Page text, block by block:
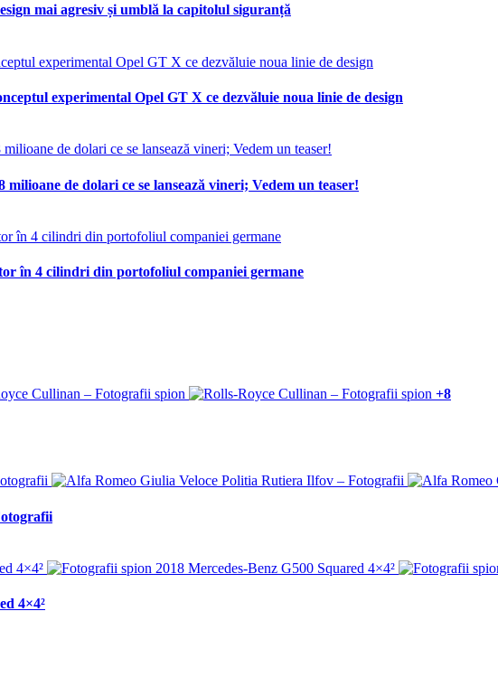
mai agresiv și umblă la capitolul siguranță
experimental Opel GT X ce dezvăluie noua linie de design
de dolari ce se lansează vineri; Vedem un teaser!
în 4 cilindri din portofoliul companiei germane
+8
4×4²